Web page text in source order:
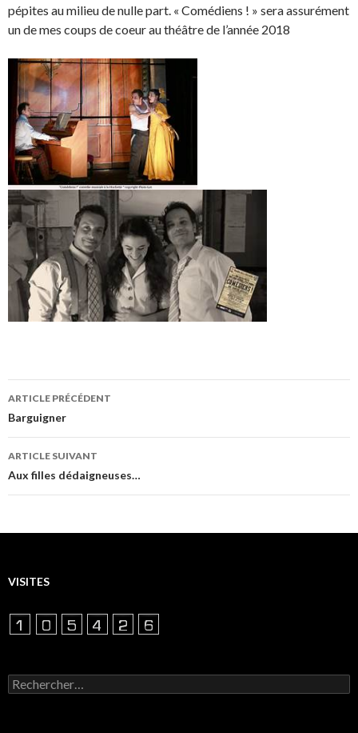
pépites au milieu de nulle part. « Comédiens ! » sera assurément
un de mes coups de coeur au théâtre de l’année 2018
Navigation
des
articles
ARTICLE PRÉCÉDENT
Barguigner
ARTICLE SUIVANT
Aux filles dédaigneuses…
VISITES
Rechercher :